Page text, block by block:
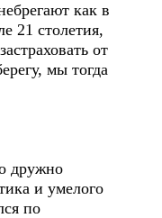
как в
21 столетия,
от
мы тогда
дружно
и умелого
по